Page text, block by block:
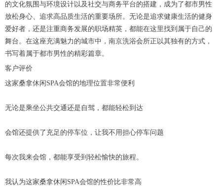
的文化氛围与环境设计以及社交与商务平台的搭建，成为了都市男性
放松身心、追求高品质生活的重要场所。无论是追求健康生活的健身
爱好者，还是注重商务发展的职场精英，都能在这里找到属于自己的
舞台。在这座充满魅力的城市中，南京洗浴会所正以其独有的方式，
书写着属于都市男性的精彩篇章。
客户评价
这家桑拿休闲SPA会馆的地理位置非常便利
无论是乘坐公共交通还是自驾，都能轻松到达
会馆还提供了充足的停车位，让我不用担心停车问题
每次我来会馆，都能享受到轻松愉快的旅程。
我认为这家桑拿休闲SPA会馆的性价比非常高